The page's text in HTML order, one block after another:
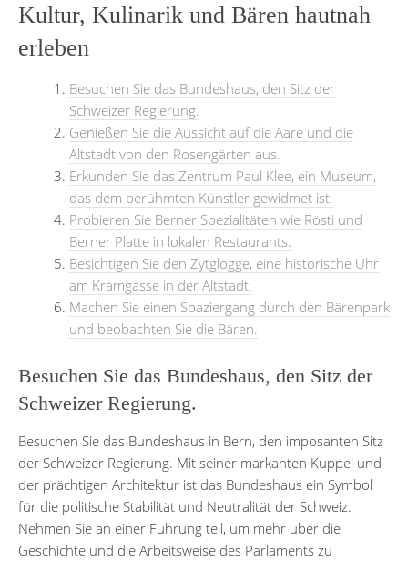
Kultur, Kulinarik und Bären hautnah
erleben
Besuchen Sie das Bundeshaus, den Sitz der
Schweizer Regierung.
Genießen Sie die Aussicht auf die Aare und die
Altstadt von den Rosengärten aus.
Erkunden Sie das Zentrum Paul Klee, ein Museum,
das dem berühmten Künstler gewidmet ist.
Probieren Sie Berner Spezialitäten wie Rösti und
Berner Platte in lokalen Restaurants.
Besichtigen Sie den Zytglogge, eine historische Uhr
am Kramgasse in der Altstadt.
Machen Sie einen Spaziergang durch den Bärenpark
und beobachten Sie die Bären.
Besuchen Sie das Bundeshaus, den Sitz der
Schweizer Regierung.
Besuchen Sie das Bundeshaus in Bern, den imposanten Sitz
der Schweizer Regierung. Mit seiner markanten Kuppel und
der prächtigen Architektur ist das Bundeshaus ein Symbol
für die politische Stabilität und Neutralität der Schweiz.
Nehmen Sie an einer Führung teil, um mehr über die
Geschichte und die Arbeitsweise des Parlaments zu